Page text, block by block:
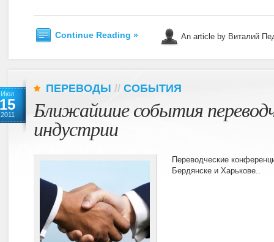
Continue Reading » An article by Виталий
Июл
15
2011
ПЕРЕВОДЫ // СОБЫТИЯ
Ближайшие события
индустрии
Переводческие
Бердянске и Харькове..